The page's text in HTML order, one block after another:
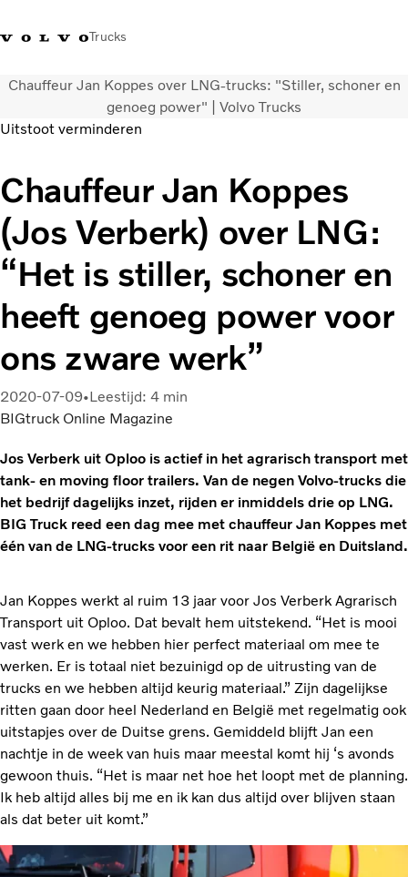
Trucks
ContactKennis vergrotenMerchandiseInloggen Nederland
CO2-reductie
Trucks
Truck Builder
Services
Dealer locator
Nieuws
Over ons
Chauffeur Jan Koppes over LNG-trucks: "Stiller, schoner en
genoeg power" | Volvo Trucks
Uitstoot verminderen
Chauffeur Jan Koppes
(Jos Verberk) over LNG:
“Het is stiller, schoner en
heeft genoeg power voor
ons zware werk”
2020-07-09 Leestijd: 4 min
BIGtruck Online Magazine
Jos Verberk uit Oploo is actief in het agrarisch transport met
tank- en moving floor trailers. Van de negen Volvo-trucks die
het bedrijf dagelijks inzet, rijden er inmiddels drie op LNG.
BIG Truck reed een dag mee met chauffeur Jan Koppes met
één van de LNG-trucks voor een rit naar België en Duitsland.
Jan Koppes werkt al ruim 13 jaar voor Jos Verberk Agrarisch
Transport uit Oploo. Dat bevalt hem uitstekend. “Het is mooi
vast werk en we hebben hier perfect materiaal om mee te
werken. Er is totaal niet bezuinigd op de uitrusting van de
trucks en we hebben altijd keurig materiaal.” Zijn dagelijkse
ritten gaan door heel Nederland en België met regelmatig ook
uitstapjes over de Duitse grens. Gemiddeld blijft Jan een
nachtje in de week van huis maar meestal komt hij ‘s avonds
gewoon thuis. “Het is maar net hoe het loopt met de planning.
Ik heb altijd alles bij me en ik kan dus altijd over blijven staan
als dat beter uit komt.”